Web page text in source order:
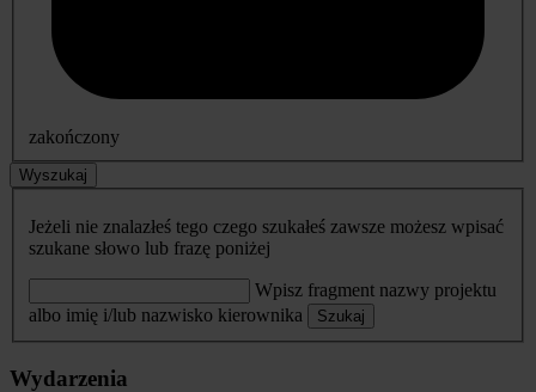
zakończony
Wyszukaj
Jeżeli nie znalazłeś tego czego szukałeś zawsze możesz wpisać
szukane słowo lub frazę poniżej
Wpisz fragment nazwy projektu
albo imię i/lub nazwisko kierownika
Szukaj
Wydarzenia